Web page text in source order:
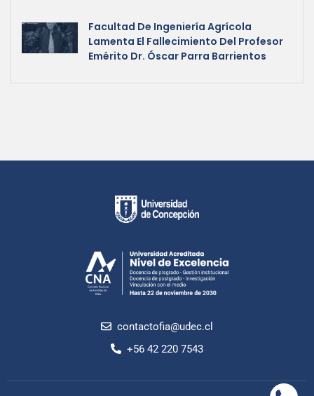
Facultad De Ingeniería Agrícola
Lamenta El Fallecimiento Del Profesor
Emérito Dr. Óscar Parra Barrientos
contactofia@udec.cl
+56 42 220 7543